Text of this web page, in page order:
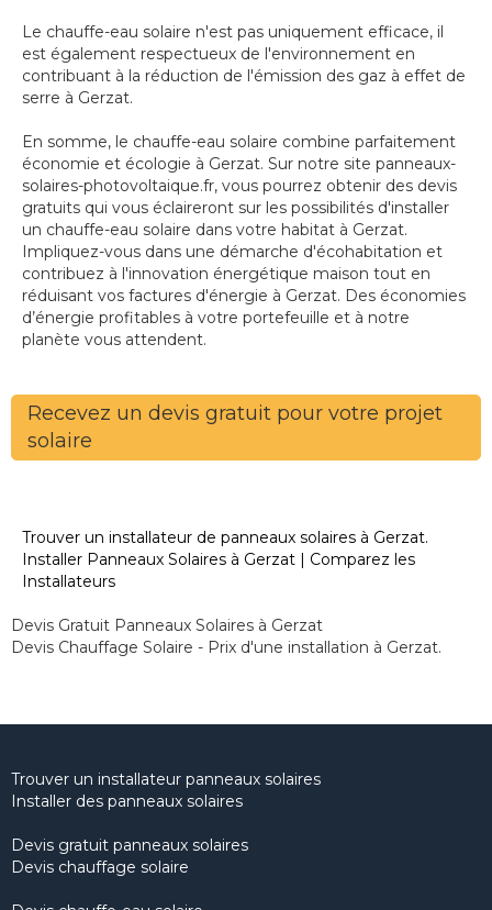
Le chauffe-eau solaire n'est pas uniquement efficace, il
est également respectueux de l'environnement en
contribuant à la réduction de l'émission des gaz à effet de
serre à Gerzat.
En somme, le chauffe-eau solaire combine parfaitement
économie et écologie à Gerzat. Sur notre site panneaux-
solaires-photovoltaique.fr, vous pourrez obtenir des devis
gratuits qui vous éclaireront sur les possibilités d'installer
un chauffe-eau solaire dans votre habitat à Gerzat.
Impliquez-vous dans une démarche d'écohabitation et
contribuez à l'innovation énergétique maison tout en
réduisant vos factures d'énergie à Gerzat. Des économies
d’énergie profitables à votre portefeuille et à notre
planète vous attendent.
Recevez un devis gratuit pour votre projet
solaire
Trouver un installateur de panneaux solaires à Gerzat.
Installer Panneaux Solaires à Gerzat | Comparez les
Installateurs
Devis Gratuit Panneaux Solaires à Gerzat
Devis Chauffage Solaire - Prix d'une installation à Gerzat.
Trouver un installateur panneaux solaires
Installer des panneaux solaires
Devis gratuit panneaux solaires
Devis chauffage solaire